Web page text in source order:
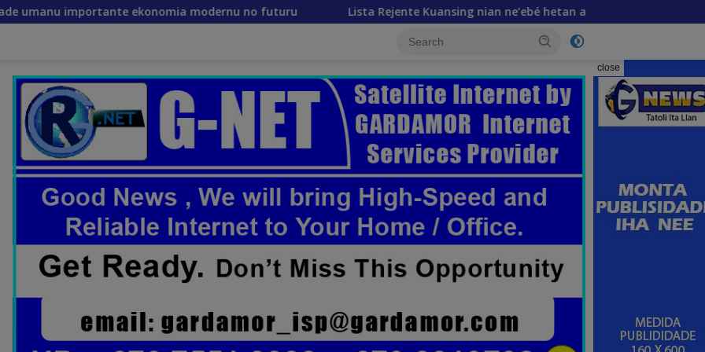
modernu no futuru Lista Rejente Kuansing nian ne’ebé hetan akuzasaun ba korrupsaun, inklui Aman no Oan
close